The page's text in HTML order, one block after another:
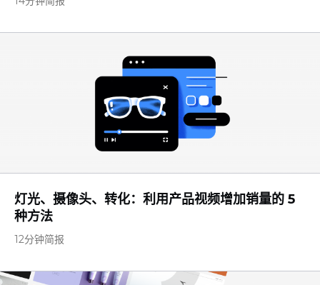
灯光、摄像头、转化：利用产品视频增加销量的 5
种方法
12分钟简报